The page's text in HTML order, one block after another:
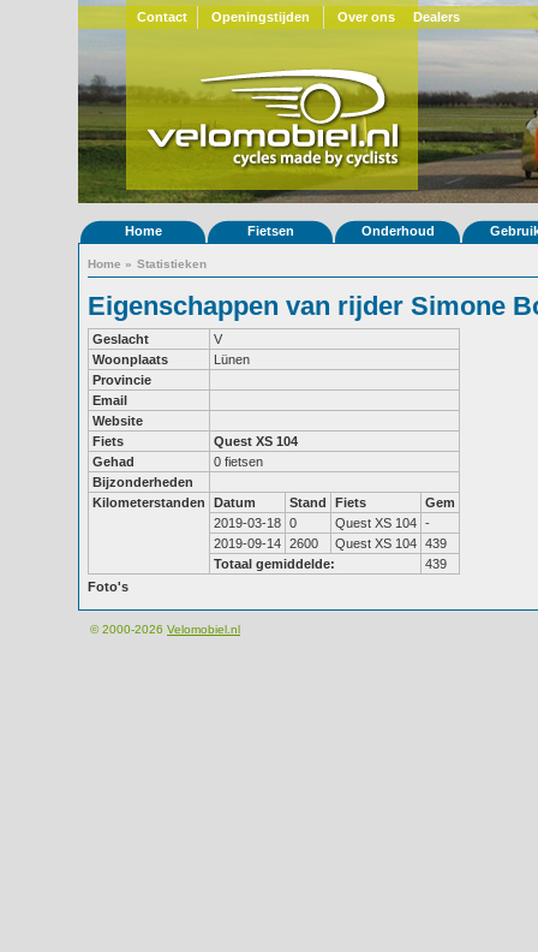
Contact Openingstijden Over ons Dealers
Home Fietsen Onderhoud
Home » Statistieken
Eigenschappen van rijder Simone
Geslacht
V
Woonplaats
Lünen
Provincie
Email
Website
Fiets
Quest XS 104
Gehad
0 fietsen
Bijzonderheden
Kilometerstanden
Datum Stand Fiets
Gem
2019-03-18 0 Quest XS 104 -
2019-09-14 2600 Quest XS 104 439
Totaal gemiddelde:
439
Foto's
© 2000-2026 Velomobiel.nl